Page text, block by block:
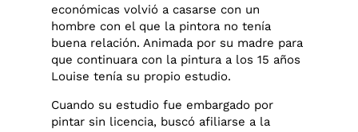
económicas volvió a casarse con un
hombre con el que la pintora no tenía
buena relación. Animada por su madre para
que continuara con la pintura a los 15 años
Louise tenía su propio estudio.
Cuando su estudio fue embargado por
pintar sin licencia, buscó afiliarse a la